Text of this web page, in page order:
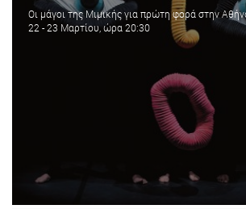
Οι μάγοι της Μιμικής για πρώτη φορά στην
22 - 23 Μαρτίου, ώρα 20:30